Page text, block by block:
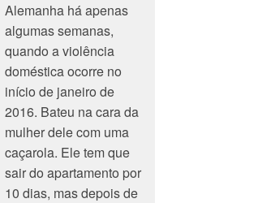
Alemanha há apenas
algumas semanas,
quando a violência
doméstica ocorre no
início de janeiro de
2016. Bateu na cara da
mulher dele com uma
caçarola. Ele tem que
sair do apartamento por
10 dias, mas depois de